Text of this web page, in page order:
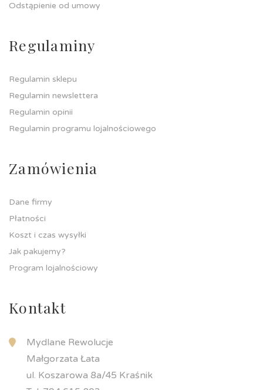
Odstąpienie od umowy
Regulaminy
Regulamin sklepu
Regulamin newslettera
Regulamin opinii
Regulamin programu lojalnościowego
Zamówienia
Dane firmy
Płatności
Koszt i czas wysyłki
Jak pakujemy?
Program lojalnościowy
Kontakt
Mydlane Rewolucje
Małgorzata Łata
ul. Koszarowa 8a/45 Kraśnik